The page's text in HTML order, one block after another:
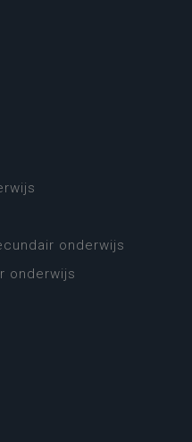
onderwijs
onderwijs